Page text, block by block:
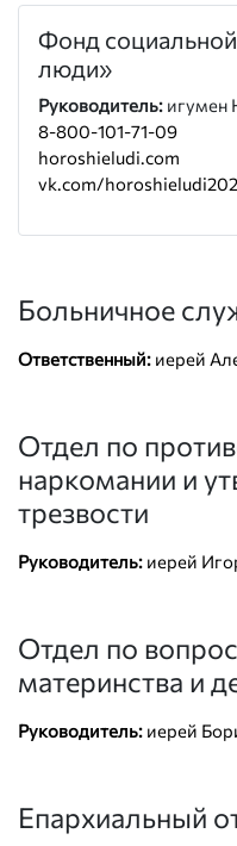
Фонд
люди»
Руководитель: игумен
8-800-101-71-09
horoshieludi.com
vk.com/
Больничное
Ответственный: иерей
Отдел по
наркомании и
трезвости
Руководитель: иерей
Отдел по
материнства и
Руководитель: иерей
Епархиальный